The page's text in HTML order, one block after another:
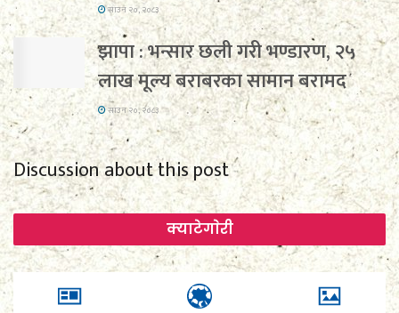
साउन २०, २०८३
झापा : भन्सार छली गरी भण्डारण, २५
लाख मूल्य बराबरका सामान बरामद
साउन २०, २०८३
Discussion about this post
क्याटेगाेरी